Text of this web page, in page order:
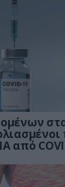
από